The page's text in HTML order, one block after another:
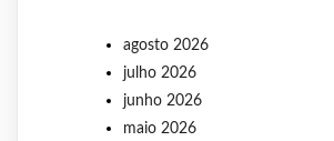
agosto 2026
julho 2026
junho 2026
maio 2026